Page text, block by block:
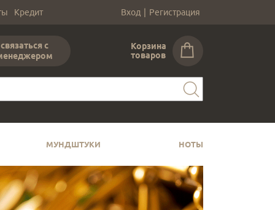
Кредит Вход | Регистрация
связаться с
Корзина
товаров
МУНДШТУКИ НОТЫ